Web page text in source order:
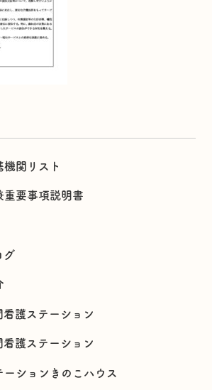
機関リスト
重要事項説明書
グ
看護ステーション
看護ステーション
ーションきのこハウス